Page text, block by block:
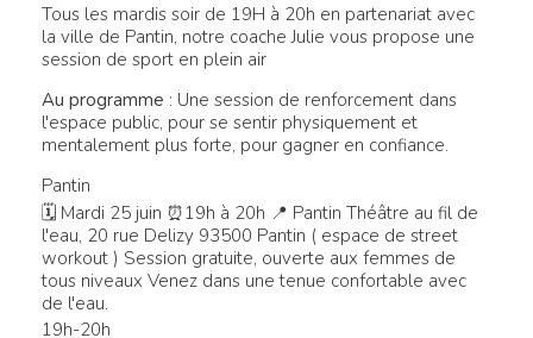
Tous les mardis soir de 19H à 20h en partenariat avec
la ville de Pantin, notre coache Julie vous propose une
session de sport en plein air
Au programme : Une session de renforcement dans
l'espace public, pour se sentir physiquement et
mentalement plus forte, pour gagner en confiance.
Pantin
🗓 Mardi 25 juin ⏰19h à 20h 📍 Pantin Théâtre au fil de
l'eau, 20 rue Delizy 93500 Pantin ( espace de street
workout ) Session gratuite, ouverte aux femmes de
tous niveaux Venez dans une tenue confortable avec
de l'eau.
19h-20h